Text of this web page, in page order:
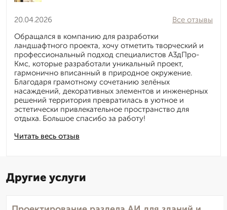
20.04.2026
Читать весь отзыв
Все отзывы
Обращался в компанию для разработки
ландшафтного проекта, хочу отметить творческий и
профессиональный подход специалистов А3дПро-
Кмс, которые разработали уникальный проект,
гармонично вписанный в природное окружение.
Благодаря грамотному сочетанию зелёных
насаждений, декоративных элементов и инженерных
решений территория превратилась в уютное и
эстетически привлекательное пространство для
отдыха. Большое спасибо за работу!
Другие услуги